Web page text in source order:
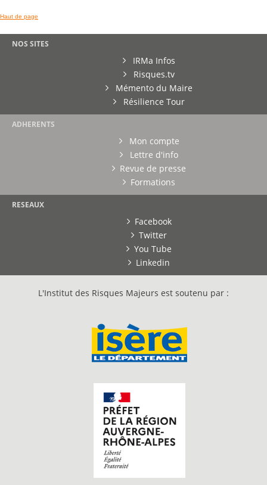
Haut de page
NOS SITES
IRMa Infos
Risques.tv
Mémento du Maire
Résilience Tour
ADHERENTS
Mon compte
Lettre d'info
Revue de presse
Formations
RESEAUX
Facebook
Twitter
You Tube
Linkedin
L'Institut des Risques Majeurs est soutenu par :